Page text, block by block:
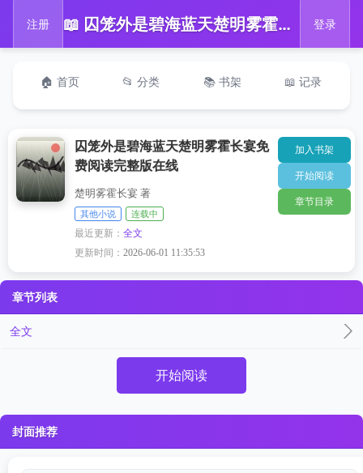
注册 📖 囚笼外是碧海蓝天楚明雾霍长宴免费阅读完整版在线 登录
🏠 首页 📂 分类 📚 书架 📖 记录
囚笼外是碧海蓝天楚明雾霍长宴免
费阅读完整版在线
楚明雾霍长宴 著
其他小说 连载中
最近更新：全文
更新时间：2026-06-01 11:35:53
加入书架
开始阅读
章节目录
章节列表
全文
开始阅读
封面推荐